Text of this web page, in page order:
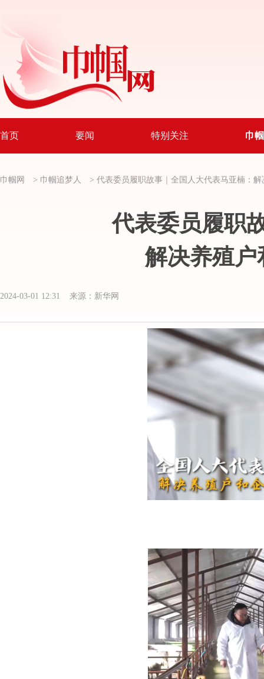
首页 要闻 特别关注 巾
巾帼网 > 巾帼追梦人 > 代表委员履职故事｜全国人大代表马亚楠： 解
代表委员履职
解决养殖
2024-03-01 12:31 来源：新华网